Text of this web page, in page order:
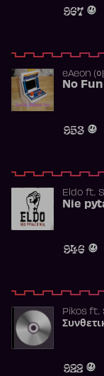
967
​eAeon (
No
953
Eldoft.
Nie
946
Pikosft.
922